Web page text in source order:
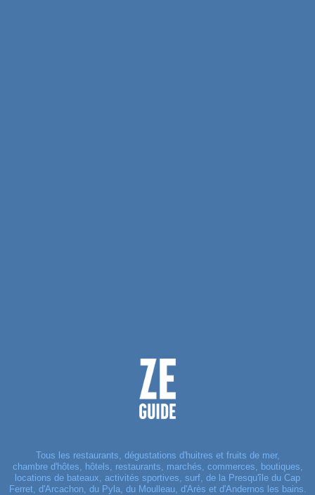
Tous les restaurants, dégustations d'huitres et fruits de mer,
chambre d'hôtes, hôtels, restaurants, marchés, commerces, boutiques,
locations de bateaux, activités sportives, surf, de la Presqu'île du Cap
Ferret, d'Arcachon, du Pyla, du Moulleau, d'Arès et d'Andernos les bains.